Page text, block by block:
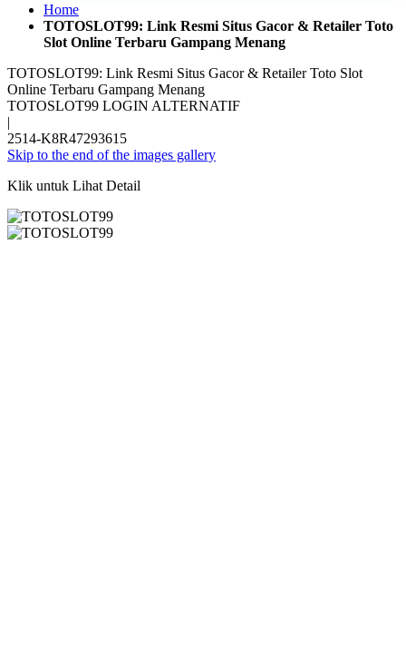
Home
TOTOSLOT99: Link Resmi Situs Gacor & Retailer Toto
Slot Online Terbaru Gampang Menang
TOTOSLOT99: Link Resmi Situs Gacor & Retailer Toto Slot
Online Terbaru Gampang Menang
TOTOSLOT99 LOGIN ALTERNATIF
|
2514-K8R47293615
Skip to the end of the images gallery
Klik untuk Lihat Detail